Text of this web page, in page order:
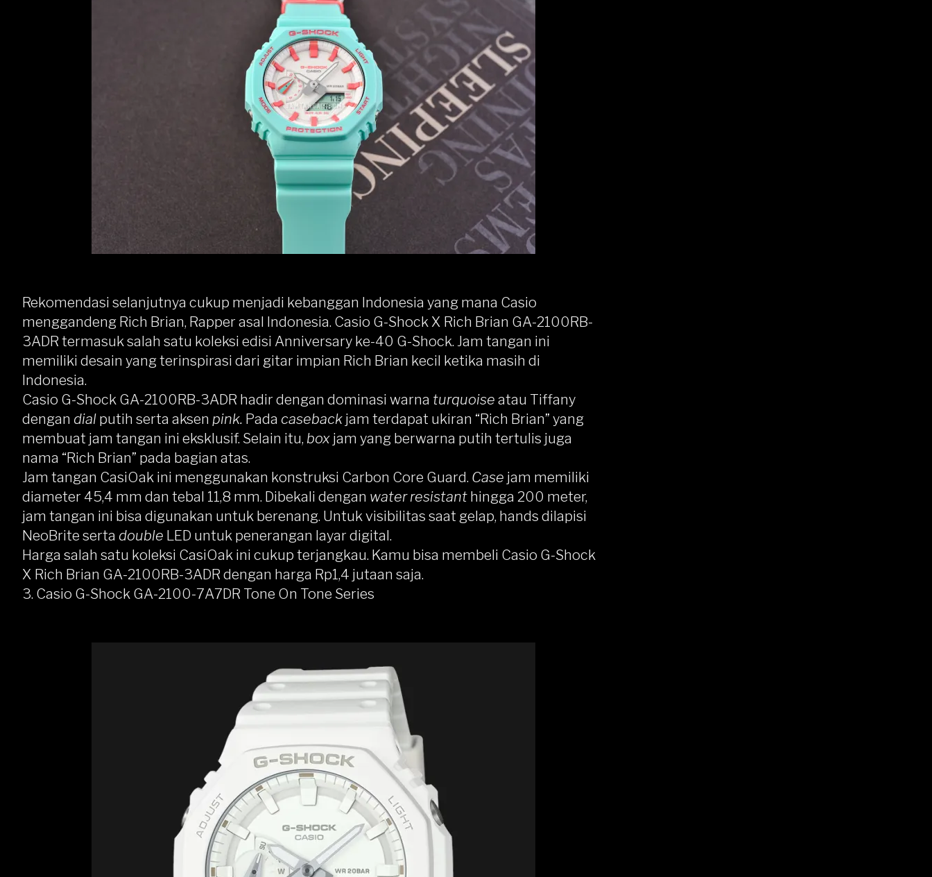
Rekomendasi selanjutnya cukup menjadi kebanggan Indonesia yang mana Casio
menggandeng Rich Brian, Rapper asal Indonesia. Casio G-Shock X Rich Brian GA-2100RB-
3ADR termasuk salah satu koleksi edisi Anniversary ke-40 G-Shock. Jam tangan ini
memiliki desain yang terinspirasi dari gitar impian Rich Brian kecil ketika masih di
Indonesia.
Casio G-Shock GA-2100RB-3ADR hadir dengan dominasi warna turquoise atau Tiffany
dengan dial putih serta aksen pink. Pada caseback jam terdapat ukiran “Rich Brian” yang
membuat jam tangan ini eksklusif. Selain itu, box jam yang berwarna putih tertulis juga
nama “Rich Brian” pada bagian atas.
Jam tangan CasiOak ini menggunakan konstruksi Carbon Core Guard. Case jam memiliki
diameter 45,4 mm dan tebal 11,8 mm. Dibekali dengan water resistant hingga 200 meter,
jam tangan ini bisa digunakan untuk berenang. Untuk visibilitas saat gelap, hands dilapisi
NeoBrite serta double LED untuk penerangan layar digital.
Harga salah satu koleksi CasiOak ini cukup terjangkau. Kamu bisa membeli Casio G-Shock
X Rich Brian GA-2100RB-3ADR dengan harga Rp1,4 jutaan saja.
3. Casio G-Shock GA-2100-7A7DR Tone On Tone Series